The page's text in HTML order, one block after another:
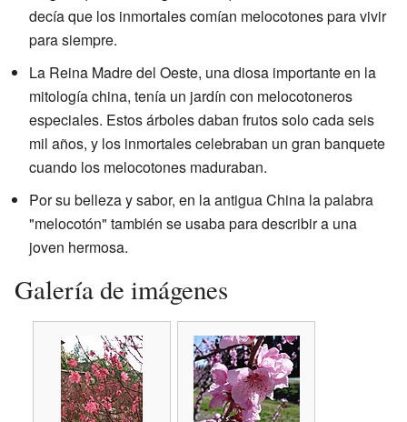
decía que los inmortales comían melocotones para vivir
para siempre.
La Reina Madre del Oeste, una diosa importante en la
mitología china, tenía un jardín con melocotoneros
especiales. Estos árboles daban frutos solo cada seis
mil años, y los inmortales celebraban un gran banquete
cuando los melocotones maduraban.
Por su belleza y sabor, en la antigua China la palabra
"melocotón" también se usaba para describir a una
joven hermosa.
Galería de imágenes